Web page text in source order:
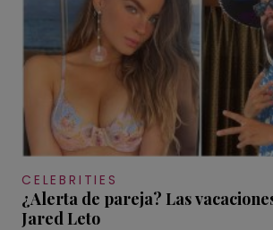
CELEBRITIES
¿Alerta de pareja? Las
Jared Leto